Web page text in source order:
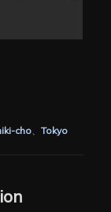
cho、Tokyo